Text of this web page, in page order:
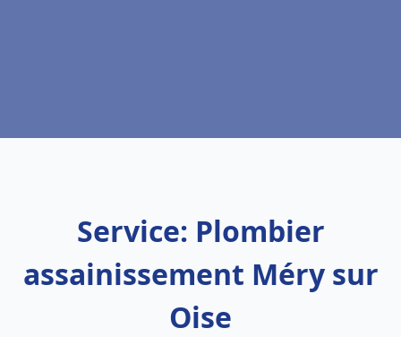
Service: Plombier
assainissement Méry sur
Oise